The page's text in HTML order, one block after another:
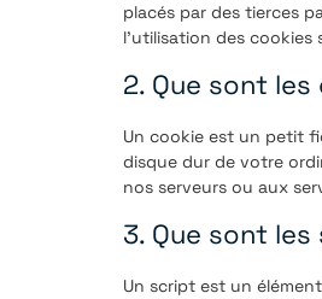
placés par des tierces
l’utilisation des cookies
2. Que sont
Un cookie est un petit
disque dur de votre
nos serveurs ou aux
3. Que sont
Un script est un